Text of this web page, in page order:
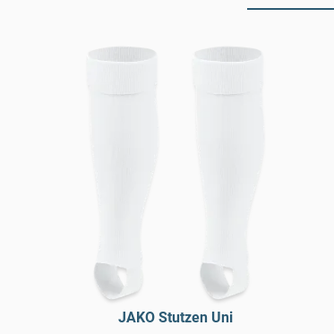
JAKO Stutzen Uni